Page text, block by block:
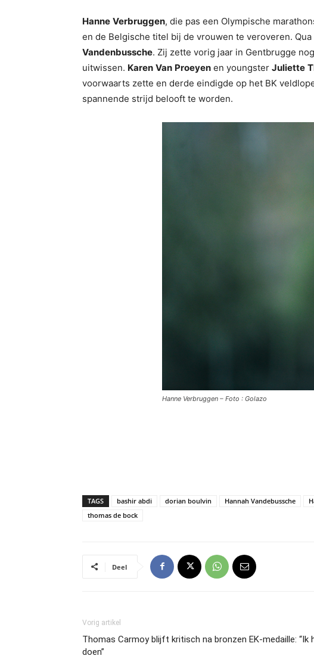
Hanne Verbruggen, die pas een Olympische
en de Belgische titel bij de vrouwen te veroveren.
Vandenbussche. Zij zette vorig jaar in Gentbrugge
uitwissen. Karen Van Proeyen en youngster Juliette
voorwaarts zette en derde eindigde op het BK
spannende strijd belooft te worden.
Hanne Verbruggen – Foto : Golazo
TAGS bashir abdi dorian boulvin Hannah Vandebussche
thomas de bock
Deel
Vorig artikel
Thomas Carmoy blijft kritisch na bronzen EK-medaille: “Ik
doen”